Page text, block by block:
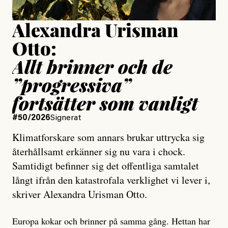
Alexandra Urisman
Otto:
Allt brinner och de
”progressiva”
fortsätter som vanligt
#50/2026Signerat
Klimatforskare som annars brukar uttrycka sig
återhållsamt erkänner sig nu vara i chock.
Samtidigt befinner sig det offentliga samtalet
långt ifrån den katastrofala verklighet vi lever i,
skriver Alexandra Urisman Otto.
Europa kokar och brinner på samma gång. Hettan har